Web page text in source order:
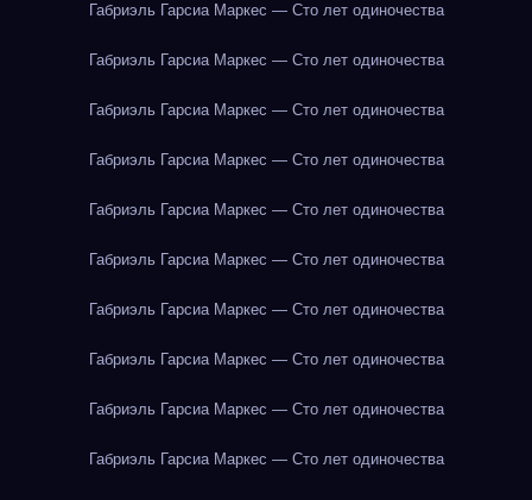
Габриэль Гарсиа Маркес — Сто лет одиночества
Габриэль Гарсиа Маркес — Сто лет одиночества
Габриэль Гарсиа Маркес — Сто лет одиночества
Габриэль Гарсиа Маркес — Сто лет одиночества
Габриэль Гарсиа Маркес — Сто лет одиночества
Габриэль Гарсиа Маркес — Сто лет одиночества
Габриэль Гарсиа Маркес — Сто лет одиночества
Габриэль Гарсиа Маркес — Сто лет одиночества
Габриэль Гарсиа Маркес — Сто лет одиночества
Габриэль Гарсиа Маркес — Сто лет одиночества